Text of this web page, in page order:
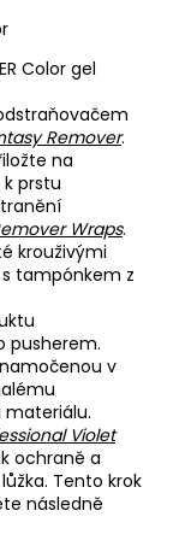
Color gel
Remover.
na
prstu
Wraps.
krouživými
tampónkem z
pusherem.
v
Violet
ochraně a
Tento krok
následně